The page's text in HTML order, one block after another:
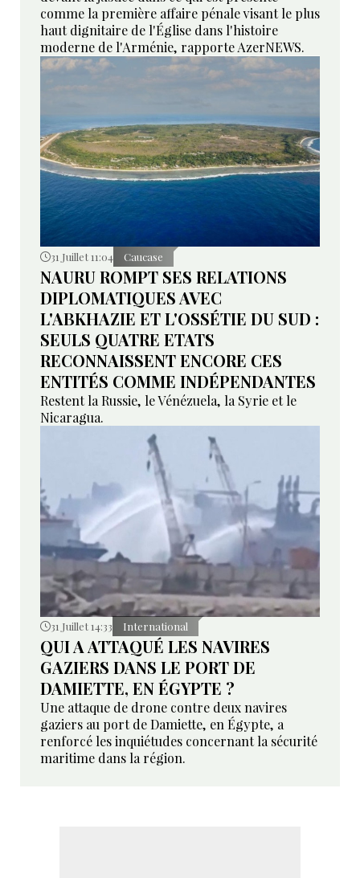
comme la première affaire pénale visant le plus
haut dignitaire de l'Église dans l'histoire
moderne de l'Arménie, rapporte AzerNEWS.
31 Juillet 11:04 Caucase
NAURU ROMPT SES RELATIONS
DIPLOMATIQUES AVEC
L'ABKHAZIE ET L'OSSÉTIE DU SUD :
SEULS QUATRE ETATS
RECONNAISSENT ENCORE CES
ENTITÉS COMME INDÉPENDANTES
Restent la Russie, le Vénézuela, la Syrie et le
Nicaragua.
31 Juillet 14:33 International
QUI A ATTAQUÉ LES NAVIRES
GAZIERS DANS LE PORT DE
DAMIETTE, EN ÉGYPTE ?
Une attaque de drone contre deux navires
gaziers au port de Damiette, en Égypte, a
renforcé les inquiétudes concernant la sécurité
maritime dans la région.